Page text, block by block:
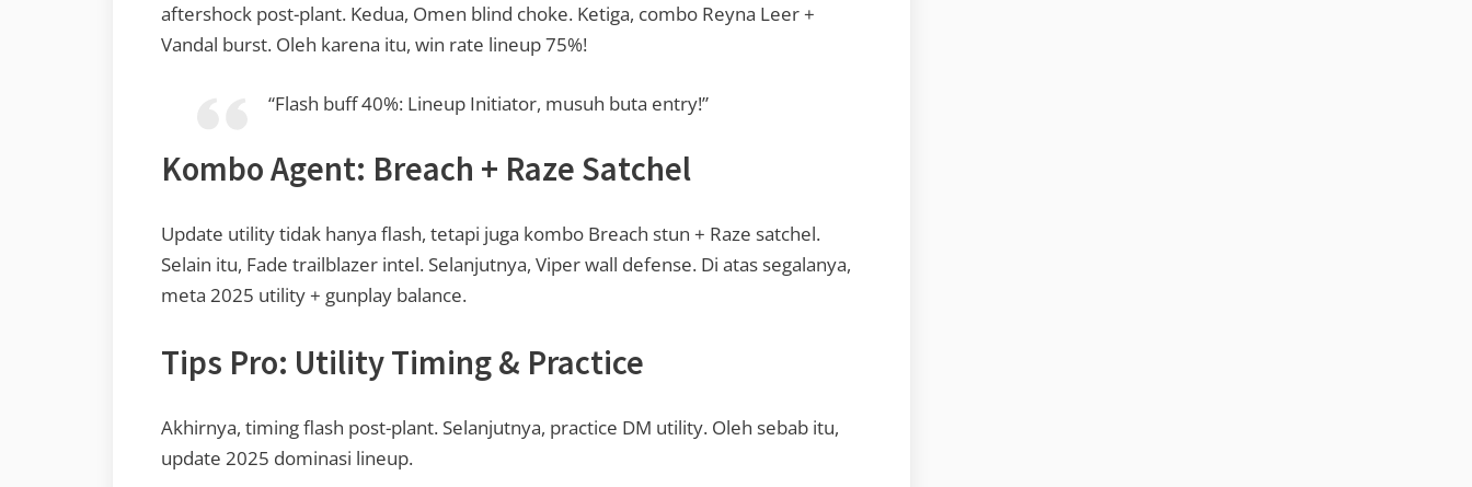
aftershock post-plant. Kedua, Omen blind choke. Ketiga, combo Reyna Leer +
Vandal burst. Oleh karena itu, win rate lineup 75%!
“Flash buff 40%: Lineup Initiator, musuh buta entry!”
Kombo Agent: Breach + Raze Satchel
Update utility tidak hanya flash, tetapi juga kombo Breach stun + Raze satchel.
Selain itu, Fade trailblazer intel. Selanjutnya, Viper wall defense. Di atas segalanya,
meta 2025 utility + gunplay balance.
Tips Pro: Utility Timing & Practice
Akhirnya, timing flash post-plant. Selanjutnya, practice DM utility. Oleh sebab itu,
update 2025 dominasi lineup.